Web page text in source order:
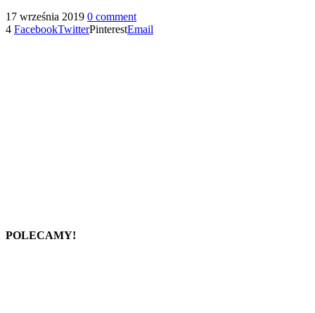
17 września 2019 0 comment
4 FacebookTwitterPinterestEmail
POLECAMY!